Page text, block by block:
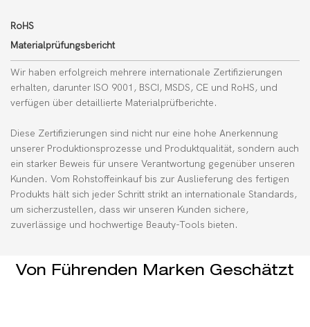
RoHS
Materialprüfungsbericht
Wir haben erfolgreich mehrere internationale Zertifizierungen
erhalten, darunter ISO 9001, BSCI, MSDS, CE und RoHS, und
verfügen über detaillierte Materialprüfberichte.
Diese Zertifizierungen sind nicht nur eine hohe Anerkennung
unserer Produktionsprozesse und Produktqualität, sondern auch
ein starker Beweis für unsere Verantwortung gegenüber unseren
Kunden. Vom Rohstoffeinkauf bis zur Auslieferung des fertigen
Produkts hält sich jeder Schritt strikt an internationale Standards,
um sicherzustellen, dass wir unseren Kunden sichere,
zuverlässige und hochwertige Beauty-Tools bieten.
Von Führenden Marken Geschätzt